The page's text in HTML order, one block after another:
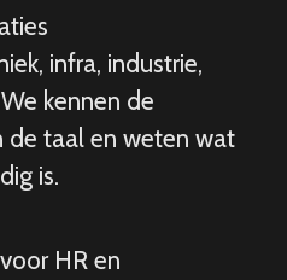
infra, industrie,
kennen de
de taal en weten wat
is.
HR en